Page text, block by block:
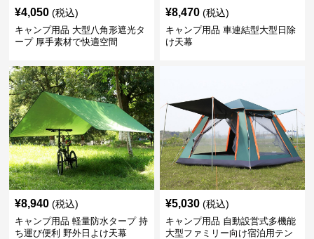
¥4,050 (税込)
キャンプ用品 大型八角形遮光タ
ープ 厚手素材で快適空間
¥8,470 (税込)
キャンプ用品 車連結型大型日除
け天幕
¥8,940 (税込)
キャンプ用品 軽量防水タープ 持
ち運び便利 野外日よけ天幕
¥5,030 (税込)
キャンプ用品 自動設営式多機能
大型ファミリー向け宿泊用テン